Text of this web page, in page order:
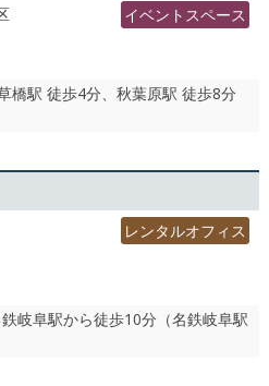
イベントスペース
橋駅 徒歩4分、秋葉原駅 徒歩8分
レンタルオフィス
岐阜駅から徒歩10分（名鉄岐阜駅